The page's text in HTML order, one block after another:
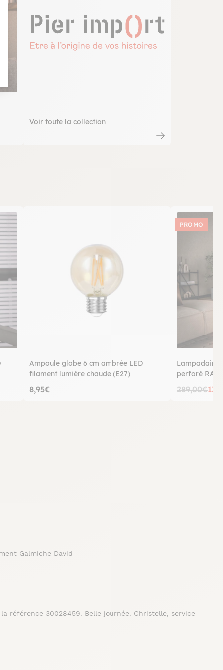
Voir toute la collection
Ampoule globe 6 cm ambrée LED
filament lumière chaude (E27)
8,95€
PROMO
Lampadaire
perforé RALF
289,00€
Galmiche David
référence 30028459. Belle journée. Christelle, service